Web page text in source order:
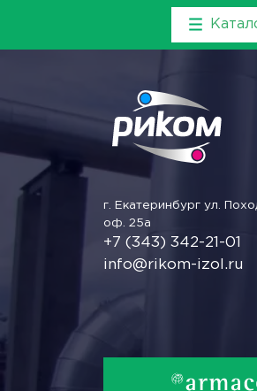
г. Екатеринбург ул.
оф. 25а
+7 (343) 342-21-01
info@rikom-izol.ru